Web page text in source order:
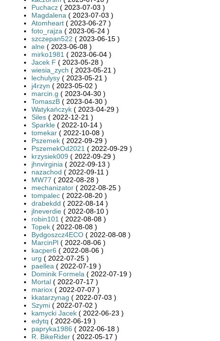
Puchacz ( 2023-07-03 )
Magdalena ( 2023-07-03 )
Atomheart ( 2023-06-27 )
foto_rajza ( 2023-06-24 )
szczepan522 ( 2023-06-15 )
alne ( 2023-06-08 )
mirko1981 ( 2023-06-04 )
Jacek F ( 2023-05-28 )
wiesia_zych ( 2023-05-21 )
lechulysy ( 2023-05-21 )
j4rzyn ( 2023-05-02 )
marcin.g ( 2023-04-30 )
TomaszB ( 2023-04-30 )
Watykańczyk ( 2023-04-29 )
Siles ( 2022-12-21 )
Sparkle ( 2022-10-14 )
tomekar ( 2022-10-08 )
Pszemek ( 2022-09-29 )
PszemekOd2021 ( 2022-09-29 )
krzysiek009 ( 2022-09-29 )
jhnvirginia ( 2022-09-13 )
nazachod ( 2022-09-11 )
MW77 ( 2022-08-28 )
mechanizator ( 2022-08-25 )
tompalec ( 2022-08-20 )
drabekdd ( 2022-08-14 )
jlneverdie ( 2022-08-10 )
robin101 ( 2022-08-08 )
Topek ( 2022-08-08 )
Bydgoszcz4ECO ( 2022-08-08 )
MarcinPl ( 2022-08-06 )
kacper6 ( 2022-08-06 )
urg ( 2022-07-25 )
paellea ( 2022-07-19 )
Dominik Formela ( 2022-07-19 )
Mortal ( 2022-07-17 )
mariox ( 2022-07-07 )
kkatarzynag ( 2022-07-03 )
Szymi ( 2022-07-02 )
kamycki Jacek ( 2022-06-23 )
edytq ( 2022-06-19 )
papryka1986 ( 2022-06-18 )
R. BikeRider ( 2022-05-17 )